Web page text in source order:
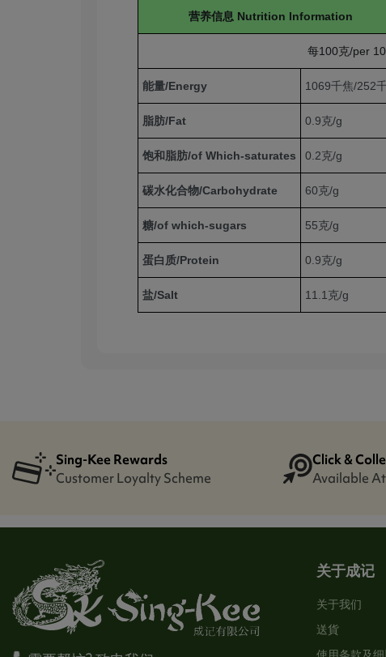
营养信息 Nutrition Information
每100克/per
能量/Energy 1069千焦/252
脂肪/Fat 0.9克/g
饱和脂肪/of Which-saturates 0.2克/g
碳水化合物/Carbohydrate 60克/g
糖/of which-sugars 55克/g
蛋白质/Protein 0.9克/g
盐/Salt 11.1 克/g
Sing-Kee Rewards
Customer Loyalty Scheme
Click &
Available
关于成记
关于我们
送貨